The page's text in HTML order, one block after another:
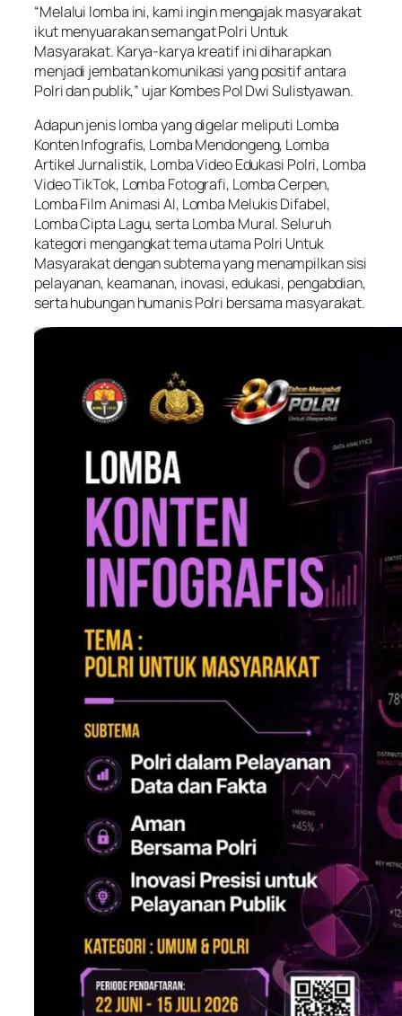
“Melalui lomba ini, kami ingin mengajak masyarakat
ikut menyuarakan semangat Polri Untuk
Masyarakat. Karya-karya kreatif ini diharapkan
menjadi jembatan komunikasi yang positif antara
Polri dan publik,” ujar Kombes Pol Dwi Sulistyawan.
Adapun jenis lomba yang digelar meliputi Lomba
Konten Infografis, Lomba Mendongeng, Lomba
Artikel Jurnalistik, Lomba Video Edukasi Polri, Lomba
Video TikTok, Lomba Fotografi, Lomba Cerpen,
Lomba Film Animasi AI, Lomba Melukis Difabel,
Lomba Cipta Lagu, serta Lomba Mural. Seluruh
kategori mengangkat tema utama Polri Untuk
Masyarakat dengan subtema yang menampilkan sisi
pelayanan, keamanan, inovasi, edukasi, pengabdian,
serta hubungan humanis Polri bersama masyarakat.